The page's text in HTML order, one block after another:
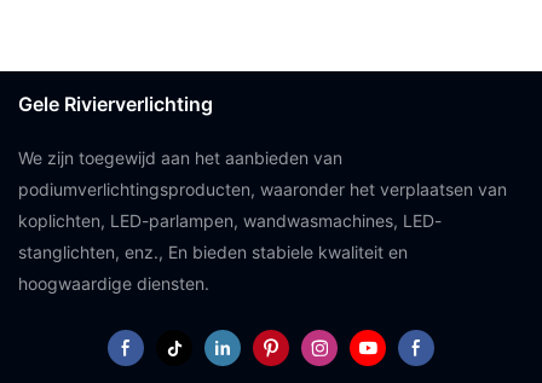
Gele Rivierverlichting
We zijn toegewijd aan het aanbieden van
podiumverlichtingsproducten, waaronder het verplaatsen van
koplichten, LED-parlampen, wandwasmachines, LED-
stanglichten, enz., En bieden stabiele kwaliteit en
hoogwaardige diensten.